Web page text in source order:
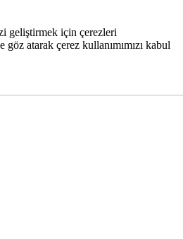
geliştirmek için çerezleri
atarak çerez kullanımımızı kabul